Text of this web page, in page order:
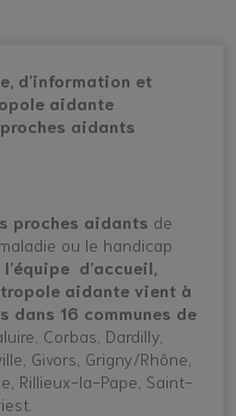
d’information et
aidante
aidants
proches aidants de
ou le handicap
l’équipe d’accueil,
aidante vient à
dans 16 communes de
Corbas, Dardilly,
Givors, Grigny/Rhône,
Rillieux-la-Pape, Saint-